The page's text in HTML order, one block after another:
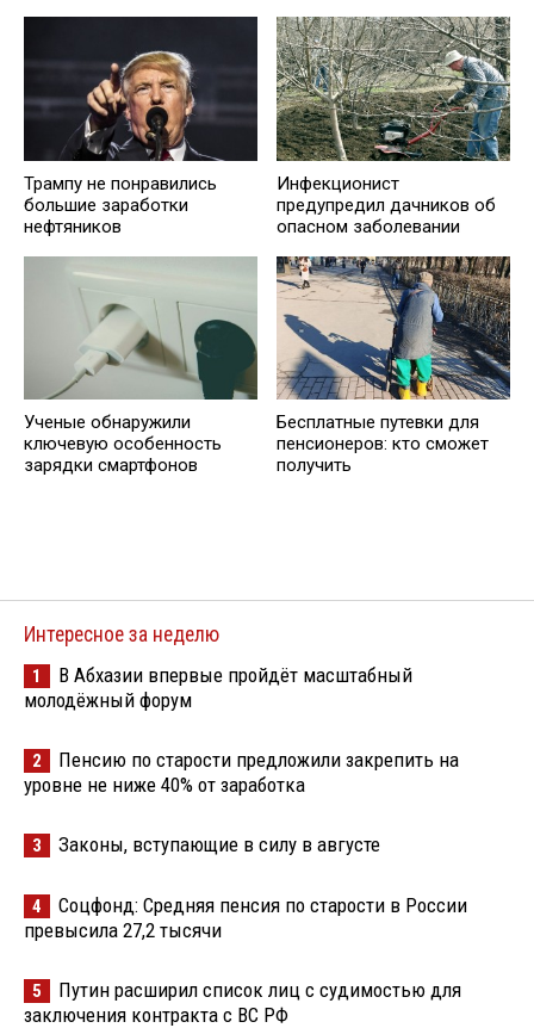
Трампу не понравились
большие заработки
нефтяников
Инфекционист
предупредил дачников об
опасном заболевании
Ученые обнаружили
ключевую особенность
зарядки смартфонов
Бесплатные путевки для
пенсионеров: кто сможет
получить
Интересное за неделю
1
В Абхазии впервые пройдёт масштабный
молодёжный форум
2
Пенсию по старости предложили закрепить на
уровне не ниже 40% от заработка
3 Законы, вступающие в силу в августе
4
Соцфонд: Средняя пенсия по старости в России
превысила 27,2 тысячи
5
Путин расширил список лиц с судимостью для
заключения контракта с ВС РФ